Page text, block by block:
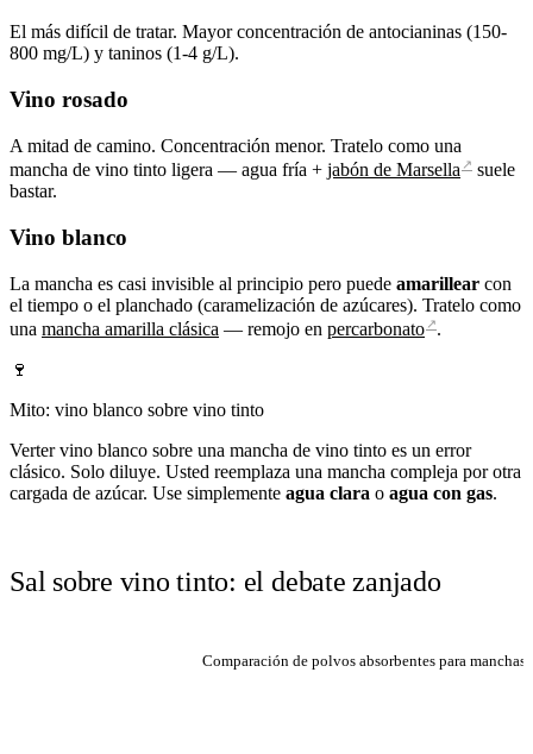
El más difícil de tratar. Mayor concentración de antocianinas (150-
800 mg/L) y taninos (1-4 g/L).
Vino rosado
A mitad de camino. Concentración menor. Tratelo como una
mancha de vino tinto ligera — agua fría + jabón de Marsella ↗ suele
bastar.
Vino blanco
La mancha es casi invisible al principio pero puede amarillear con
el tiempo o el planchado (caramelización de azúcares). Tratelo como
una mancha amarilla clásica — remojo en percarbonato ↗.
🍷
Mito: vino blanco sobre vino tinto
Verter vino blanco sobre una mancha de vino tinto es un error
clásico. Solo diluye. Usted reemplaza una mancha compleja por otra
cargada de azúcar. Use simplemente agua clara o agua con gas.
Sal sobre vino tinto: el debate zanjado
Comparación de polvos absorbentes para manchas